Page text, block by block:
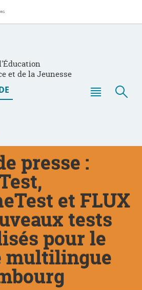
et de la Jeunesse
presse :
et FLUX
tests
pour le
multilingue